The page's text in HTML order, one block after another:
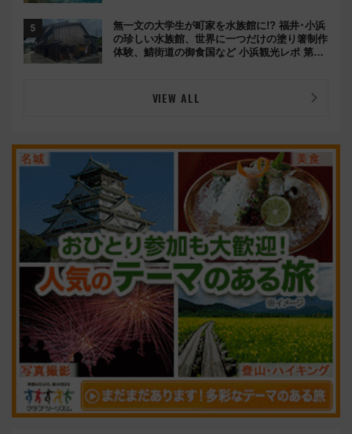
無一文の大学生が町家を水族館に!? 福井･小浜
の珍しい水族館、世界に一つだけの塗り箸制作
体験、鯖街道の御食国など 小浜観光レポ 第2
VIEW ALL